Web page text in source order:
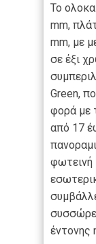
Το
mm,
mm, με
σε έξι
Green,
φορά με
από 17
φωτεινή
έντονης